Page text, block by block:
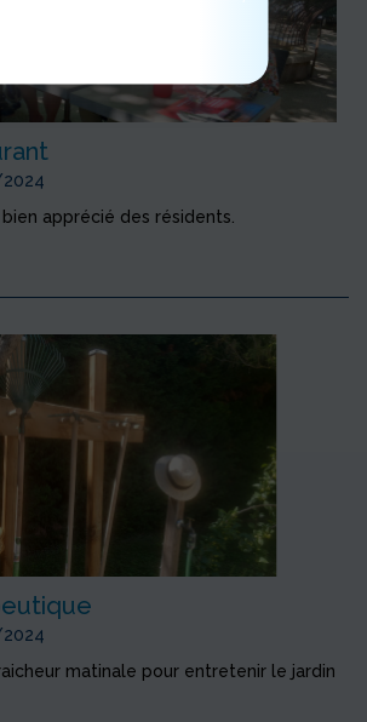
apprécié des résidents.
matinale pour entretenir le jardin